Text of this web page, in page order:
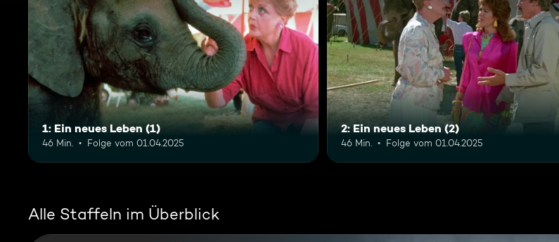
1: Ein neues Leben (1)
46 Min. Folge vom 01.04.2025
2: Ein neues Leben (2)
46 Min. Folge vom 01.04.2025
Alle Staffeln im Überblick